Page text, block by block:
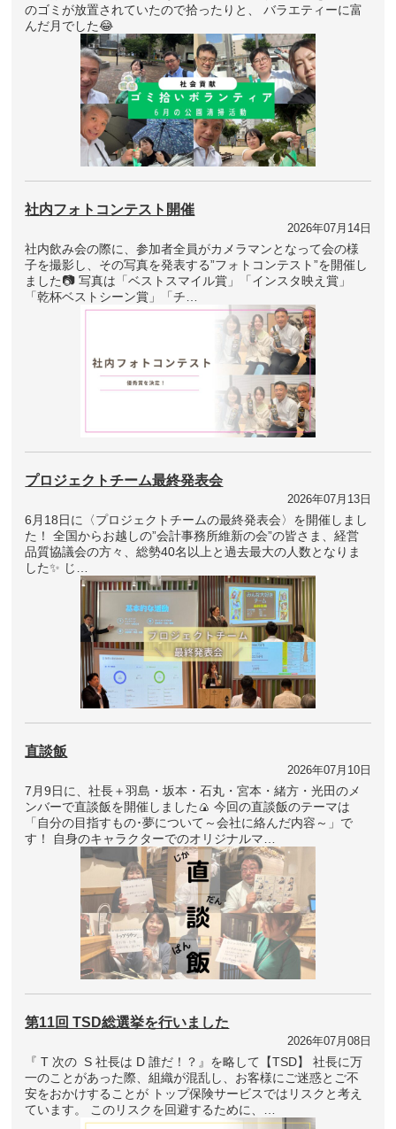
のゴミが放置されていたので拾ったりと、 バラエティーに富
んだ月でした😂
社内フォトコンテスト開催
2026年07月14日
社内飲み会の際に、参加者全員がカメラマンとなって会の様
子を撮影し、その写真を発表する”フォトコンテスト”を開催し
ました📷 写真は「ベストスマイル賞」「インスタ映え賞」
「乾杯ベストシーン賞」「チ…
プロジェクトチーム最終発表会
2026年07月13日
6月18日に〈プロジェクトチームの最終発表会〉を開催しまし
た！ 全国からお越しの”会計事務所維新の会”の皆さま、経営
品質協議会の方々、総勢40名以上と過去最大の人数となりま
した✨ じ…
直談飯
2026年07月10日
7月9日に、社長＋羽島・坂本・石丸・宮本・緒方・光田のメ
ンバーで直談飯を開催しました🍙 今回の直談飯のテーマは
「自分の目指すもの･夢について～会社に絡んだ内容～」で
す！ 自身のキャラクターでのオリジナルマ…
第11回 TSD総選挙を行いました
2026年07月08日
『 T 次の S 社長は D 誰だ！？』を略して【TSD】 社長に万
一のことがあった際、組織が混乱し、お客様にご迷惑とご不
安をおかけすることが トップ保険サービスではリスクと考え
ています。 このリスクを回避するために、…